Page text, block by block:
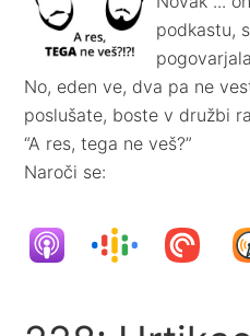
podkastu,
No, eden ve, dva pa ne
poslušate, boste v družbi
“A res, tega ne veš?”
Naroči se: